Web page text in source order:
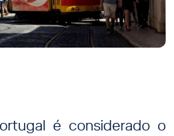
é considerado o